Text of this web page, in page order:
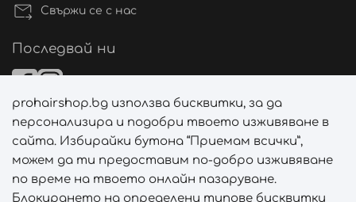
Свържи се с нас
Последвай ни
Начини на плащане
Начини на доставка
prohairshop.bg използва бисквитки, за да
персонализира и подобри твоето изживяване в
сайта. Избирайки бутона “Приемам всички”,
можем да ти предоставим по-добро изживяване
по време на твоето онлайн пазаруване.
Блокирането на определени типове бисквитки